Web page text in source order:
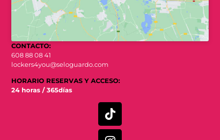
CONTACTO:
608 88 08 41
lockers4you@seloguardo.com
HORARIO RESERVAS Y ACCESO:
24 horas / 365días